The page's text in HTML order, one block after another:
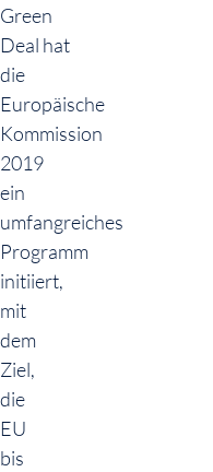
Green
Deal hat
die
Europäische
Kommission
2019
ein
umfangreiches
Programm
initiiert,
mit
dem
Ziel,
die
EU
bis